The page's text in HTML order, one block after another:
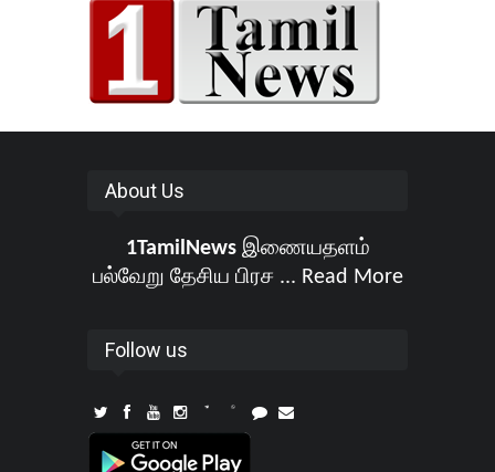
About Us
1TamilNewsஇணையதளம்
பல்வேறு தேசிய பிரச ... Read More
Follow us